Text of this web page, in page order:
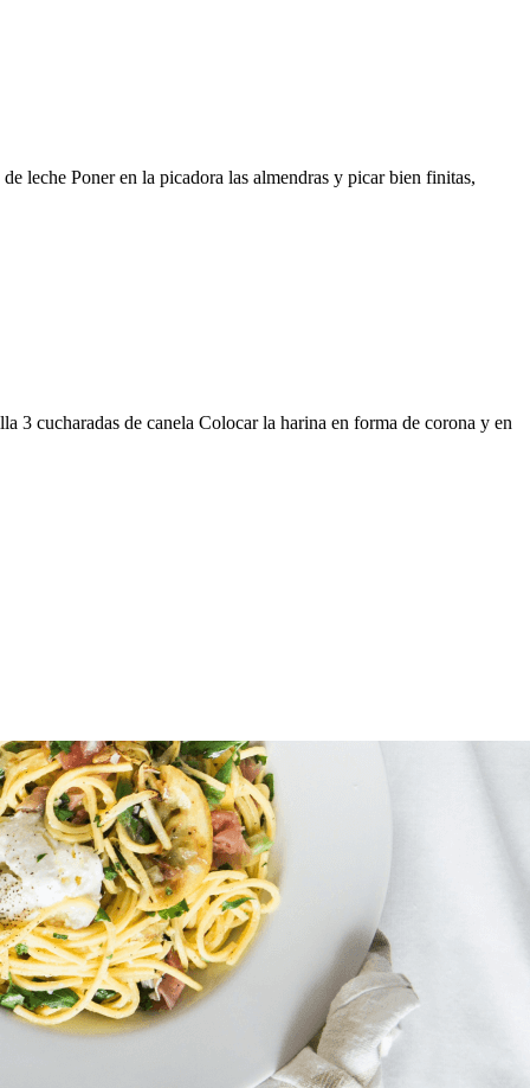
leche Poner en la picadora las almendras y picar bien finitas,
cucharadas de canela Colocar la harina en forma de corona y en